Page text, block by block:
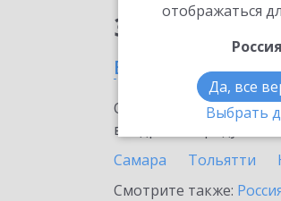
отображаться
Россия
Да, все
Выбрать
Заказать
в Самарской
Ознакомьтесь с
внедрение продукта.
Самара
Тольятти
Смотрите также: